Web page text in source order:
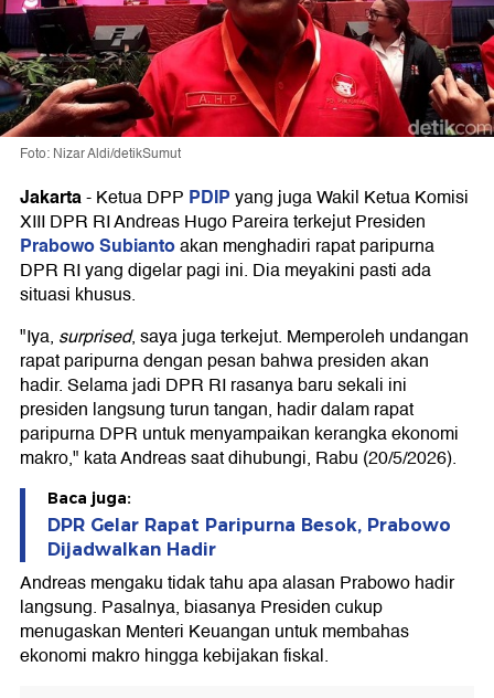
Foto: Nizar Aldi/detikSumut
Jakarta-Ketua DPP PDIPyang juga Wakil Ketua Komisi
XIII DPR RI Andreas Hugo Pareira terkejut Presiden
Prabowo Subiantoakan menghadiri rapat paripurna
DPR RI yang digelar pagi ini. Dia meyakini pasti ada
situasi khusus.
"Iya, surprised, saya juga terkejut. Memperoleh undangan
rapat paripurna dengan pesan bahwa presiden akan
hadir. Selama jadi DPR RI rasanya baru sekali ini
presiden langsung turun tangan, hadir dalam rapat
paripurna DPR untuk menyampaikan kerangka ekonomi
makro," kata Andreas saat dihubungi, Rabu (20/5/2026).
Baca juga:
DPR Gelar Rapat Paripurna Besok, Prabowo
Dijadwalkan Hadir
Andreas mengaku tidak tahu apa alasan Prabowo hadir
langsung. Pasalnya, biasanya Presiden cukup
menugaskan Menteri Keuangan untuk membahas
ekonomi makro hingga kebijakan fiskal.